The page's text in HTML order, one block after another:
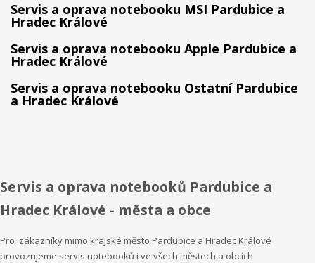
Servis a oprava notebooku MSI Pardubice a
Hradec Králové
Servis a oprava notebooku Apple Pardubice a
Hradec Králové
Servis a oprava notebooku Ostatní Pardubice
a Hradec Králové
Servis a oprava notebooků Pardubice a
Hradec Králové - města a obce
Pro zákazníky mimo krajské město Pardubice a Hradec Králové
provozujeme servis notebooků i ve všech městech a obcích